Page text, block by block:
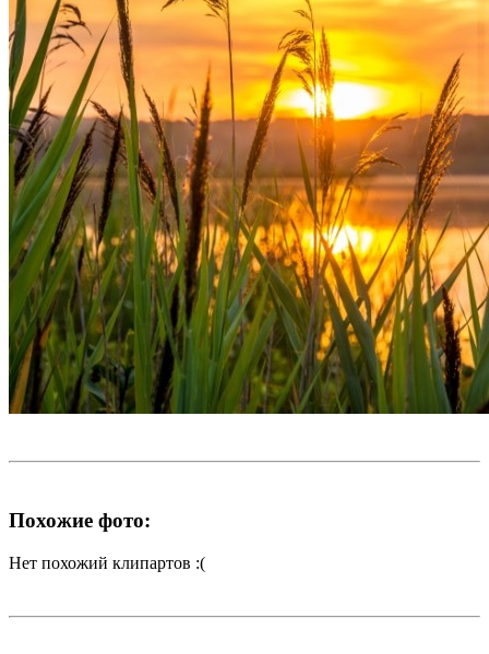
Похожие фото:
Нет похожий клипартов :(